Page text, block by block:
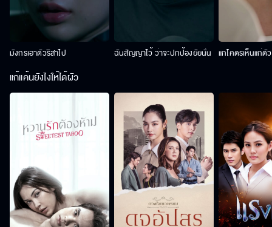
มังกรเอาตัวริสาไป ฉันสัญญาไว้ ว่าจะปกป้องยัยนั่น แกโคตรเห็นแก่ตั
แก้แค้นยังไงให้ได้ผัว